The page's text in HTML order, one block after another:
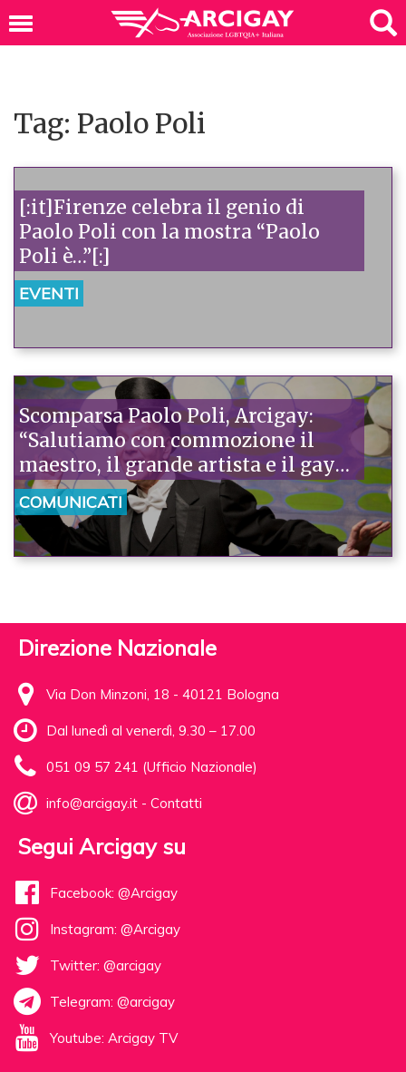
Tag: Paolo Poli
[:it]Firenze celebra il genio di
Paolo Poli con la mostra “Paolo
Poli è…”[:]
EVENTI
Scomparsa Paolo Poli, Arcigay:
“Salutiamo con commozione il
maestro, il grande artista e il gay
orgoglioso”
COMUNICATI
Direzione Nazionale
Via Don Minzoni, 18 - 40121 Bologna
Dal lunedì al venerdì, 9.30 – 17.00
051 09 57 241 (Ufficio Nazionale)
info@arcigay.it - Contatti
Segui Arcigay su
Facebook: @Arcigay
Instagram: @Arcigay
Twitter: @arcigay
Telegram: @arcigay
Youtube: Arcigay TV